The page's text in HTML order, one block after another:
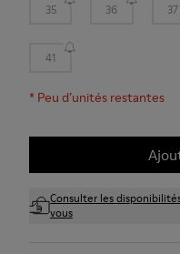
35 36 37
41
* Peu d’unités restantes
Consulter les
vous